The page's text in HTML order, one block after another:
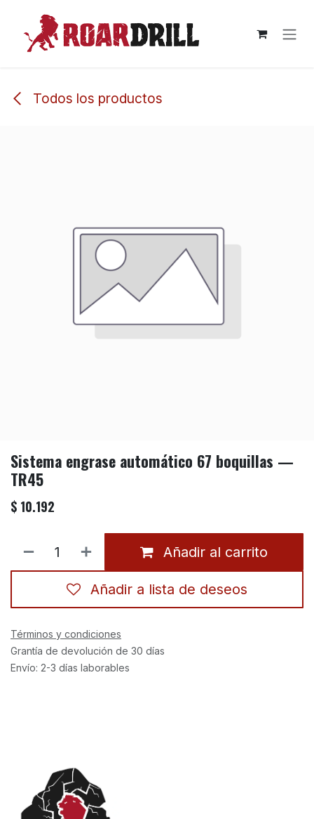
Todos los productos
Sistema engrase automático 67 boquillas —
TR45
$ 10.192
Añadir al carrito
Añadir a lista de deseos
Términos y condiciones
Grantía de devolución de 30 días
Envío: 2-3 días laborables